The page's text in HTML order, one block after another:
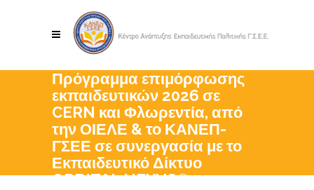
Πρόγραμμα επιμόρφωσης
εκπαιδευτικών 2026 σε
CERN και Φλωρεντία, από
την ΟΙΕΛΕ & το ΚΑΝΕΠ-
ΓΣΕΕ σε συνεργασία με το
Εκπαιδευτικό Δίκτυο
ORBITAL NEXUS®